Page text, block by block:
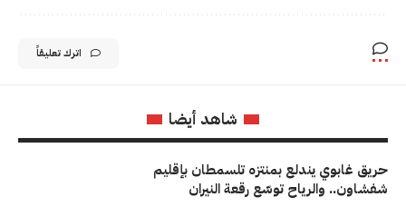
اترك تعليقاً
شاهد أيضا
حريق غابوي يندلع بمنتزه تلسمطان بإقليم
شفشاون.. والرياح توسّع رقعة النيران